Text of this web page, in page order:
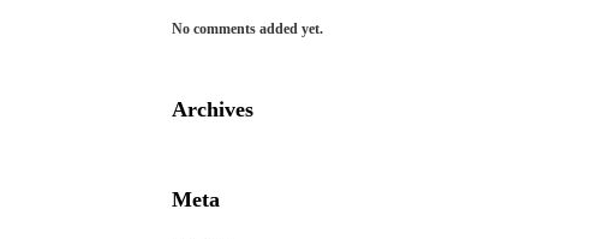
No comments added yet.
Archives
Meta